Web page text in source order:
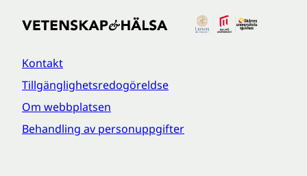
Kontakt
Tillgänglighetsredogöreldse
Om webbplatsen
Behandling av personuppgifter